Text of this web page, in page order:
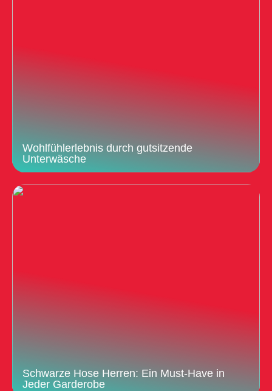
Wohlfühlerlebnis durch gutsitzende
Unterwäsche
Schwarze Hose Herren: Ein Must-Have in
Jeder Garderobe